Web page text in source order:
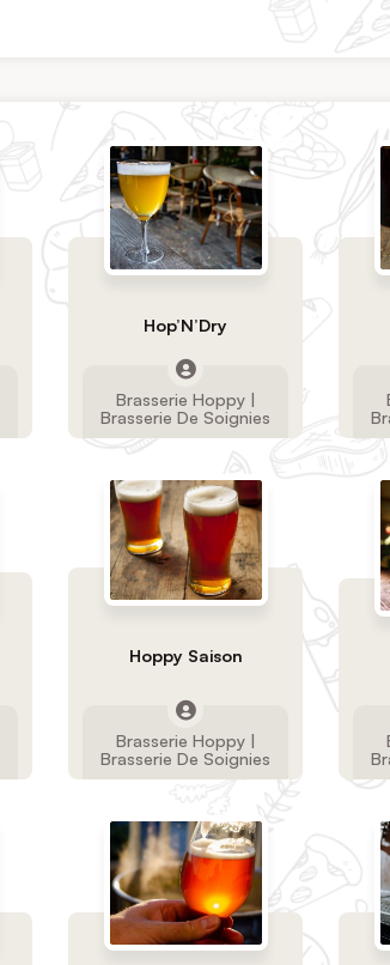
Hop’N’Dry
Brasserie Hoppy |
Brasserie De Soignies
Hoppy Saison
Brasserie Hoppy |
Brasserie De Soignies